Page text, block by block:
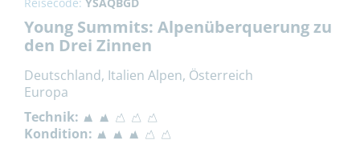
Young Summits: Alpenüberquerung zu
den Drei Zinnen
Deutschland, Italien Alpen, Österreich
Europa
Technik:
Kondition: